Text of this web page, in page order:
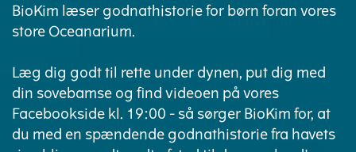
BioKim læser godnathistorie for børn foran vores
store Oceanarium.
Læg dig godt til rette under dynen, put dig med
din sovebamse og find videoen på vores
Facebookside kl. 19:00 - så sørger BioKim for, at
du med en spændende godnathistorie fra havets